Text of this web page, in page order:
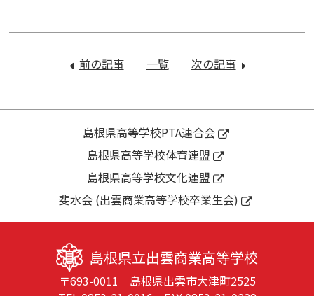
ゲ
前の記事：
は
終
業
式、
離
退
一覧 次の記事：
開
島根県高等学校PTA連合会
島根県高等学校体育連盟
島根県高等学校文化連盟
斐水会 (出雲商業高等学校卒業生会)
島根県立出雲商業高等学校
〒693-0011 島根県出雲市大津町2525